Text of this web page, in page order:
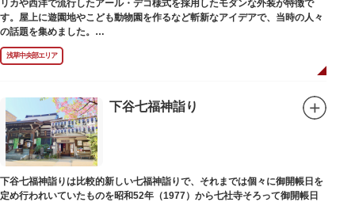
リカや西洋で流行したアール・デコ様式を採用したモダンな外装が特徴で
す。屋上に遊園地やこども動物園を作るなど斬新なアイデアで、当時の人々
の話題を集めました。
現在は、B1階から地上3階までが松屋浅草の売り場。2012年のリニューアル
で建設当時のシンボル・大時計も復活し、昭和の面影を残す百貨店は今でも
人々に親しまれています。地上1階は 浅草らしい下町銘菓をはじめ、全国か
なので、お土産購入にも便利です。
浅草中央部エリア
下谷七福神詣り
下谷七福神詣りは比較的新しい七福神詣りで、それまでは個々に御開帳日を
定め行われいていたものを昭和52年（1977）から七社寺そろって御開帳日